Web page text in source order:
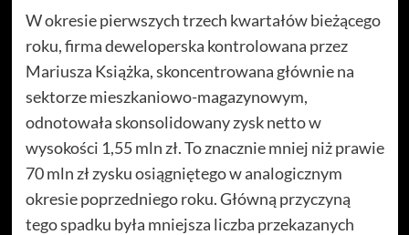
W okresie pierwszych trzech kwartałów bieżącego
roku, firma deweloperska kontrolowana przez
Mariusza Książka, skoncentrowana głównie na
sektorze mieszkaniowo-magazynowym,
odnotowała skonsolidowany zysk netto w
wysokości 1,55 mln zł. To znacznie mniej niż prawie
70 mln zł zysku osiągniętego w analogicznym
okresie poprzedniego roku. Główną przyczyną
tego spadku była mniejsza liczba przekazanych